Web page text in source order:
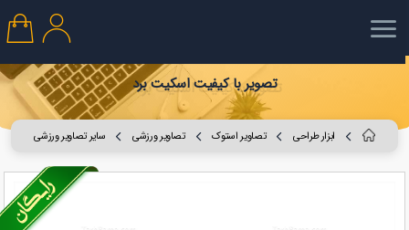
تصویر با کیفیت اسکیت برد
ابزار طراحی تصاویر استوک تصاویر ورزشی سایر تصاویر ورزشی